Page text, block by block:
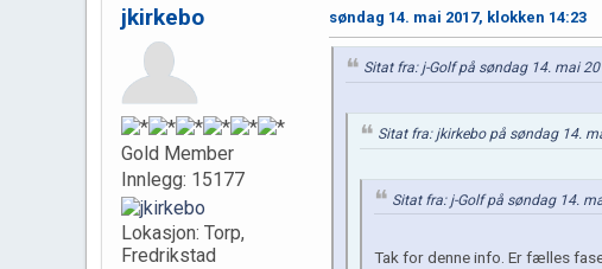
jkirkebo
Gold Member
Innlegg: 15177
Lokasjon: Torp,
Fredrikstad
søndag 14. mai 2017, klokken 14:23
Sitat fra: j-Golf på søndag 14. mai
Sitat fra: jkirkebo på søndag 14.
Sitat fra: j-Golf på søndag 14.
Tak for denne info. Er fælles